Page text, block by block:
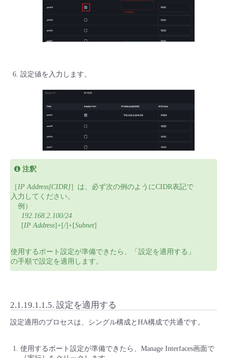
設定値を入力します。
注釈
［ IP Address[CIDR]］は、必ず次の例のようにCIDR表記で
入力してください。
例）
192.168.2.100/24
[IP Address]+[/]+[Subnet]
使用するポート設定が準備できたら、「設定を適用する」
の手順で設定を適用します。
2.1.19.1.1.5. 設定を適用する
設定適用のプロセスは、シングル構成とHA構成で共通です。
使用するポート設定が準備できたら、Manage Interfaces画面で